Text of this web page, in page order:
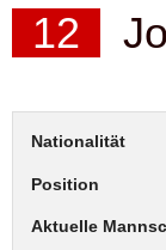
12
Nationalität
Position
Aktuelle